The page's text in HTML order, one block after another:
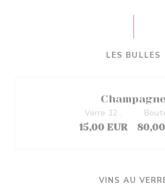
LES BULLES
Champagne
15,00 EUR
Verre 12 .
VINS AU